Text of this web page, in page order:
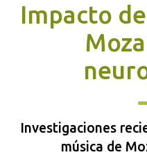
Impacto
Investigaciones
música de